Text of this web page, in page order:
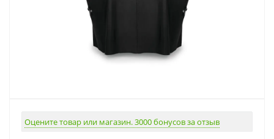
Оцените товар или магазин. 3000 бонусов за отзыв